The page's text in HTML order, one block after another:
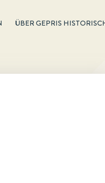
ÜBER GEPRIS